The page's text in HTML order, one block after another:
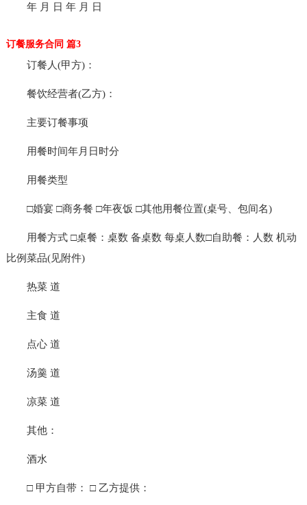
年 月 日 年 月 日
订餐服务合同 篇3
订餐人(甲方)：
餐饮经营者(乙方)：
主要订餐事项
用餐时间年月日时分
用餐类型
□婚宴 □商务餐 □年夜饭 □其他用餐位置(桌号、包间名)
用餐方式 □桌餐：桌数 备桌数 每桌人数□自助餐：人数 机动
比例菜品(见附件)
热菜 道
主食 道
点心 道
汤羹 道
凉菜 道
其他：
酒水
□ 甲方自带： □ 乙方提供：